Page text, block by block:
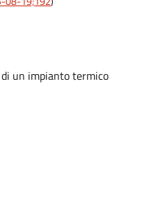
un impianto termico